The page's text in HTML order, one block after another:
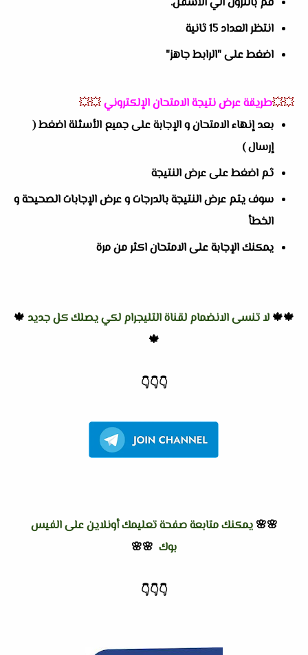
انتظر العداد 15 ثانية
اضغط على "الرابط جاهز"
💥💥طريقة عرض نتيجة الامتحان الإلكتروني💥💥
بعد إنهاء الامتحان و الإجابة على جميع الأسئلة اضغط (
إرسال )
ثم اضغط على عرض النتيجة
سوف يتم عرض النتيجة بالدرجات و عرض الإجابات الصحيحة و
الخطأ
يمكنك الإجابة على الامتحان اكثر من مرة
🍁🍁 لا تنسى الانضمام لقناة التليجرام لكي يصلك كل جديد 🍁
🍁
👇
👇
👇
🌸🌸 يمكنك متابعة صفحة تعليمك أونلاين على الفيس
بوك 🌸🌸
👇
👇
👇